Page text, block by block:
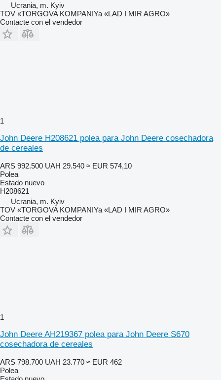
Ucrania, m. Kyiv
TOV «TORGOVA KOMPANIYa «LAD I MIR AGRO»
Contacte con el vendedor
1
John Deere H208621 polea para John Deere cosechadora
de cereales
ARS 992.500 UAH 29.540 ≈ EUR 574,10
Polea
Estado nuevo
H208621
Ucrania, m. Kyiv
TOV «TORGOVA KOMPANIYa «LAD I MIR AGRO»
Contacte con el vendedor
1
John Deere AH219367 polea para John Deere S670
cosechadora de cereales
ARS 798.700 UAH 23.770 ≈ EUR 462
Polea